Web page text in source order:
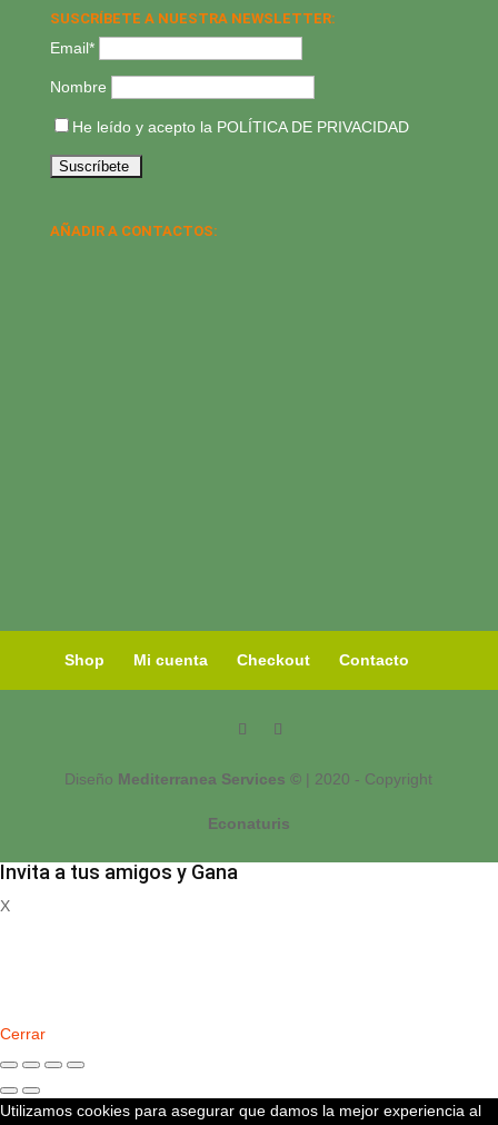
SUSCRÍBETE A NUESTRA NEWSLETTER:
Email*
Nombre
He leído y acepto la POLÍTICA DE PRIVACIDAD
AÑADIR A CONTACTOS:
Shop Mi cuenta Checkout Contacto
Diseño Mediterranea Services © | 2020 - Copyright
Econaturis
Invita a tus amigos y Gana
X
Cerrar
Utilizamos cookies para asegurar que damos la mejor experiencia al